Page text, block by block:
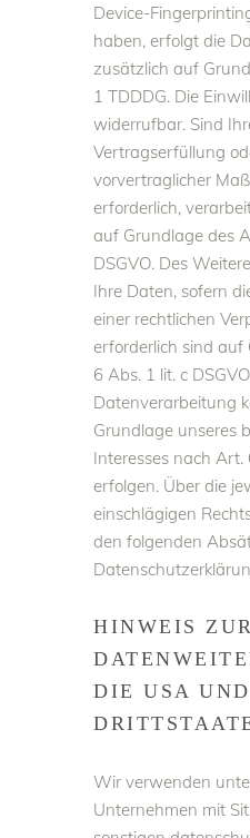
Device-
haben, erfolgt die
zusätzlich auf
1 TDDDG. Die
widerrufbar. Sind
Vertragserfüllung
vorvertraglicher
erforderlich,
auf Grundlage des
DSGVO. Des
Ihre Daten, sofern
einer rechtlichen
erforderlich sind
6 Abs. 1 lit. c
Datenverarbeitung
Grundlage unseres
Interesses nach Art.
erfolgen. Über die
einschlägigen
den folgenden
HINWEIS ZUR
DIE USA
Wir verwenden
Unternehmen mit